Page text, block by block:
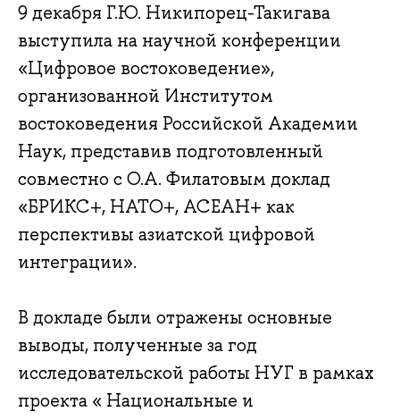
9 декабря Г.Ю. Никипорец-Такигава
выступила на научной конференции
«Цифровое востоковедение»,
организованной Институтом
востоковедения Российской Академии
Наук, представив подготовленный
совместно с О.А. Филатовым доклад
«БРИКС+, НАТО+, АСЕАН+ как
перспективы азиатской цифровой
интеграции».
В докладе были отражены основные
выводы, полученные за год
исследовательской работы НУГ в рамках
проекта « Национальные и